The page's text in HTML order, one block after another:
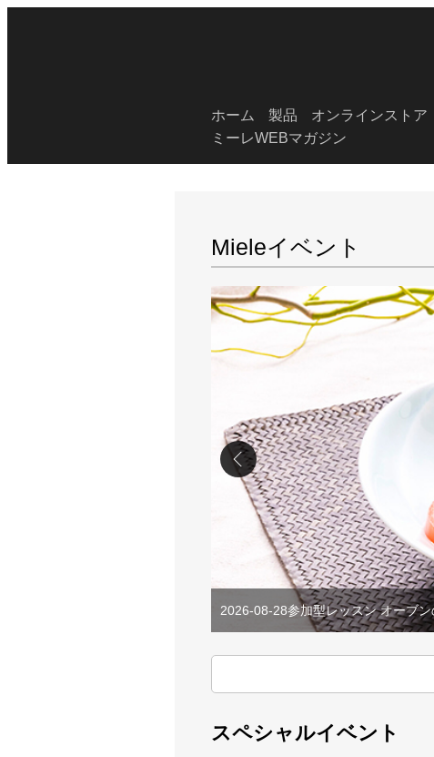
ホーム 製品 オンラインストア
ミーレWEBマガジン
Mieleイベント
参加型レッスン オーブンの基本編
スペシャルイベント